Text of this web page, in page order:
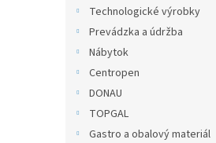
Technologické výrobky
Prevádzka a údržba
Nábytok
Centropen
DONAU
TOPGAL
Gastro a obalový materiál